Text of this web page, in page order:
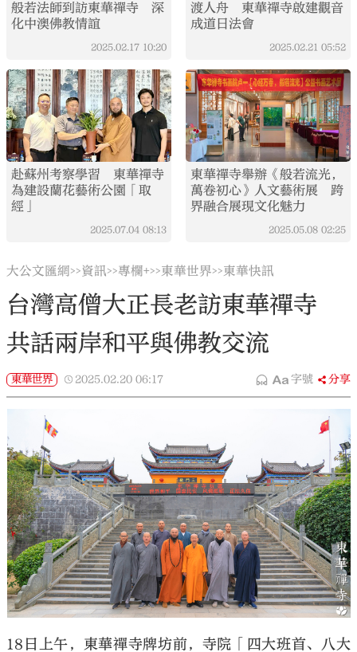
般若法師到訪東華禪寺 深
化中澳佛教情誼
2025.02.17 10:20
渡人舟 東華禪寺啟建觀音
成道日法會
2025.02.21 05:52
赴蘇州考察學習 東華禪寺
為建設蘭花藝術公園「取
經」
2025.07.04 08:13
東華禪寺舉辦《般若流光，
萬卷初心》人文藝術展 跨
界融合展現文化魅力
2025.05.08 02:25
大公文匯網>>資訊>>專欄+>>東華世界>>東華快訊
台灣高僧大正長老訪東華禪寺
共話兩岸和平與佛教交流
東華世界 2025.02.20 06:17 字號 分享
18日上午，東華禪寺牌坊前，寺院「四大班首、八大